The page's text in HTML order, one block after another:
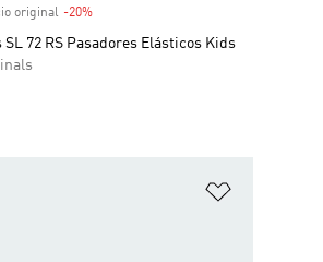
original -20%Descuento
72 RS Pasadores Elásticos Kids